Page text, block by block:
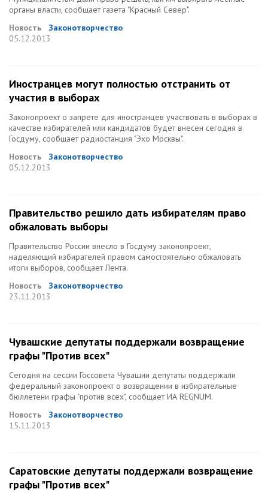
органы власти, сообщает газета "Красный Север".
Новость
Законотворчество
05.12.2013
Иностранцев могут полностью отстранить от
участия в выборах
Законопроект о запрете для иностранцев участвовать в выборах в
качестве избирателей или кандидатов будет внесен сегодня в
Госдуму, сообщает радиостанция "Эхо Москвы".
Новость
Законотворчество
05.12.2013
Правительство решило дать избирателям право
обжаловать выборы
Правительство России внесло в Госдуму законопроект,
наделяющий избирателей правом самостоятельно обжаловать
итоги выборов, сообщает Лента.
Новость
Законотворчество
23.11.2013
Чувашские депутаты поддержали возвращение
графы "Против всех"
Сегодня на сессии Госсовета Чувашии депутаты поддержали
федеральный законопроект о возвращении в избирательные
бюллетени графы "против всех", сообщает ИА REGNUM.
Новость
Законотворчество
15.11.2013
Саратовские депутаты поддержали возвращение
графы "Против всех"